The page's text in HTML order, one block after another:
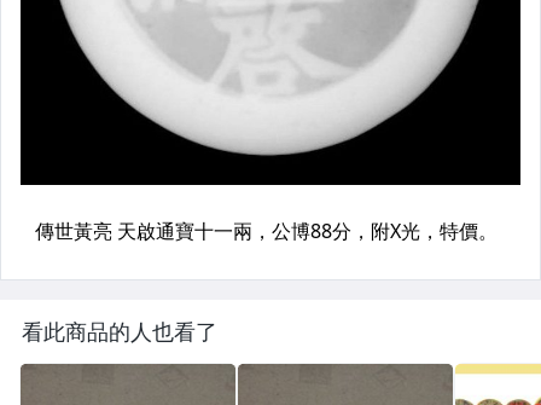
看此商品的人也看了